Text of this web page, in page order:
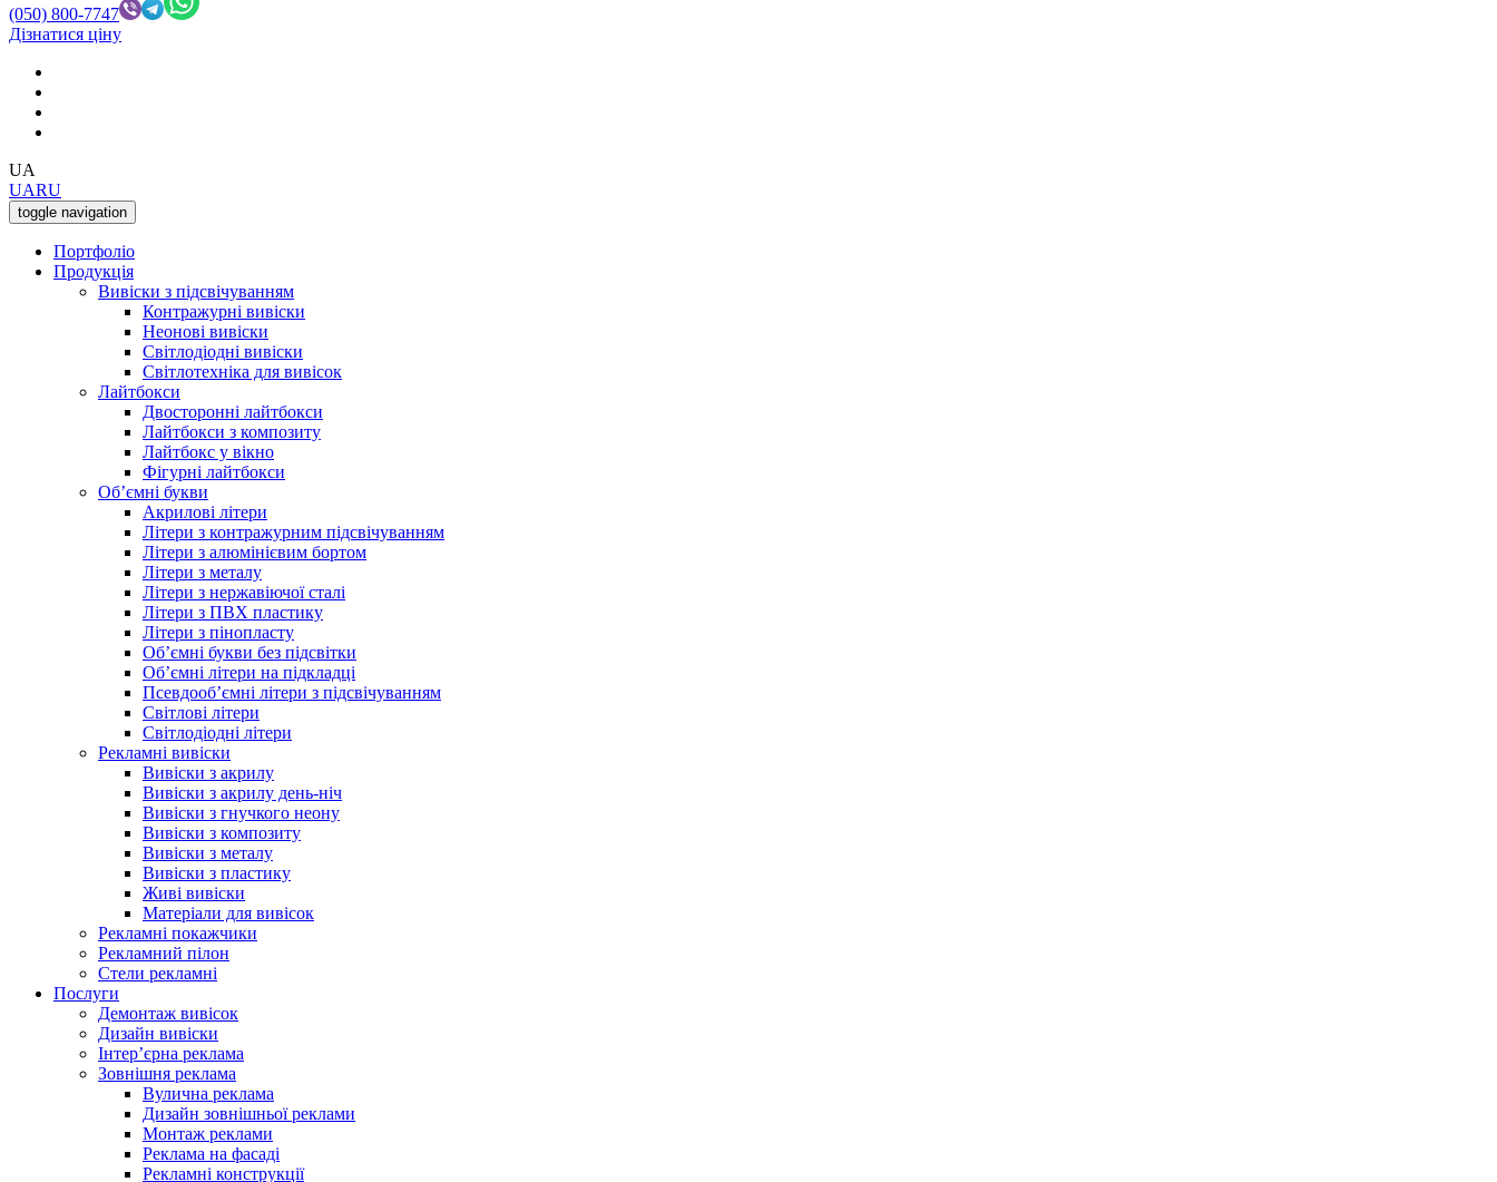
(050) 800-7747
Дізнатися ціну
UA
UARU
toggle navigation
Портфоліо
Продукція
Вивіски з підсвічуванням
Контражурні вивіски
Неонові вивіски
Світлодіодні вивіски
Світлотехніка для вивісок
Лайтбокси
Двосторонні лайтбокси
Лайтбокси з композиту
Лайтбокс у вікно
Фігурні лайтбокси
Об’ємні букви
Акрилові літери
Літери з контражурним підсвічуванням
Літери з алюмінієвим бортом
Літери з металу
Літери з нержавіючої сталі
Літери з ПВХ пластику
Літери з пінопласту
Об’ємні букви без підсвітки
Об’ємні літери на підкладці
Псевдооб’ємні літери з підсвічуванням
Світлові літери
Світлодіодні літери
Рекламні вивіски
Вивіски з акрилу
Вивіски з акрилу день-ніч
Вивіски з гнучкого неону
Вивіски з композиту
Вивіски з металу
Вивіски з пластику
Живі вивіски
Матеріали для вивісок
Рекламні покажчики
Рекламний пілон
Стели рекламні
Послуги
Демонтаж вивісок
Дизайн вивіски
Інтер’єрна реклама
Зовнішня реклама
Вулична реклама
Дизайн зовнішньої реклами
Монтаж реклами
Реклама на фасаді
Рекламні конструкції